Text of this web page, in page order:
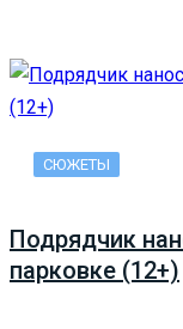
СЮЖЕТЫ
Подрядчик
парковке (12+)